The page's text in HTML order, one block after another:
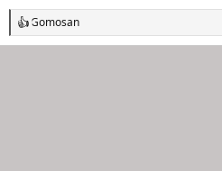
R
e
Gomosan